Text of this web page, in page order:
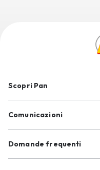
Scopri Pan
Comunicazioni
Domande frequenti